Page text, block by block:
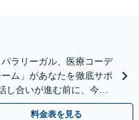
ラリーガル、医療コーデ
ム」があなたを徹底サポ
し合いが進む前に、今す
料金表を見る